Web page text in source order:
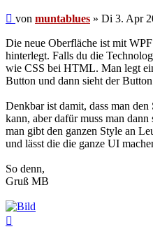
Beitrag
von muntablues » Di 3. Apr
Die neue Oberfläche ist mit
hinterlegt. Falls du die
wie CSS bei HTML. Man legt
Button und dann sieht der
Denkbar ist damit, dass man
kann, aber dafür muss man
man gibt den ganzen Style an
und lässt die die ganze UI
So denn,
Gruß MB